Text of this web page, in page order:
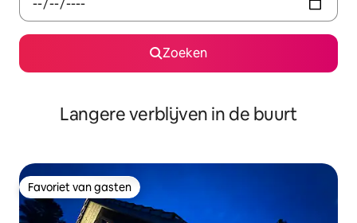
Zoeken
Langere verblijven in de buurt
Favoriet van gasten
Favoriet van gasten